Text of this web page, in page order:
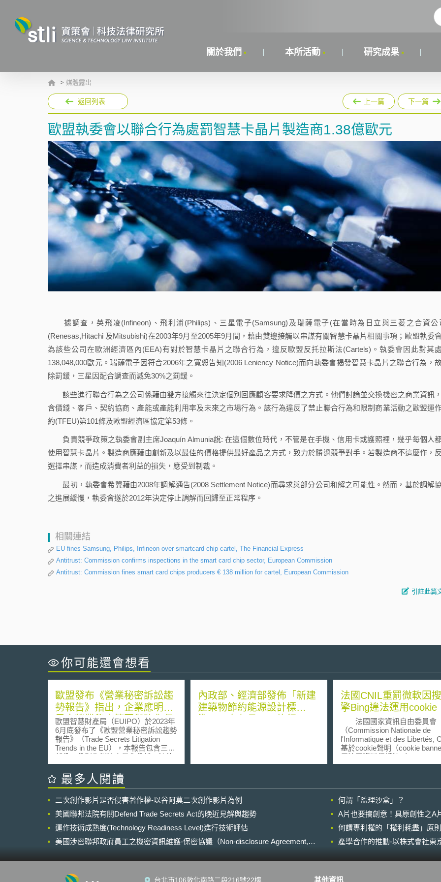
關於我們 本所活動 研究成果
> 媒體露出
返回列表 上一篇 下一篇
歐盟執委會以聯合行為處罰智慧卡晶片製造商1.38億歐元
據調查，英飛凌(Infineon)、飛利浦(Philips)、三星電子(Samsung)及瑞薩電子(在當時為日立與三菱之合資公
(Renesas,Hitachi 及Mitsubishi)在2003年9月至2005年9月間，藉由雙邊接觸以串謀有關智慧卡晶片相關事項；歐盟執委
為該些公司在歐洲經濟區內(EEA)有對於智慧卡晶片之聯合行為，違反歐盟反托拉斯法(Cartels)。執委會因此對其
138,048,000歐元。瑞薩電子因符合2006年之寬恕告知(2006 Leniency Notice)而向執委會揭發智慧卡晶片之聯合行為，
除罰鍰，三星因配合調查而減免30%之罰鍰。
該些進行聯合行為之公司係藉由雙方接觸來往決定個別回應顧客要求降價之方式。他們討論並交換機密之商業資訊
含價錢、客戶、契約協商、產能或產能利用率及未來之市場行為。該行為違反了禁止聯合行為和限制商業活動之歐盟運
約(TFEU)第101條及歐盟經濟區協定第53條。
負責競爭政策之執委會副主席Joaquín Almunia說: 在這個數位時代，不管是在手機、信用卡或護照裡，幾乎每個人
使用智慧卡晶片。製造商應藉由創新及以最佳的價格提供最好產品之方式，致力於勝過競爭對手。若製造商不這麼作，
選擇串謀，而造成消費者利益的損失，應受到制裁。
最初，執委會希冀藉由2008年調解通告(2008 Settlement Notice)而尋求與部分公司和解之可能性。然而，基於調解
之進展緩慢，執委會遂於2012年決定停止調解而回歸至正常程序。
相關連結
EU fines Samsung, Philips, Infineon over smartcard chip cartel, The Financial Express
Antitrust: Commission confirms inspections in the smart card chip sector, European Commission
Antitrust: Commission fines smart card chips producers € 138 million for cartel, European Commission
引註此篇
你可能還會想看
歐盟發布《營業秘密訴訟趨
勢報告》指出，企業應明確
界定營業秘密範圍與強化保
密措施之落實
歐盟智慧財產局（EUIPO）於2023年
6月底發布了《歐盟營業秘密訴訟趨勢
報告》（Trade Secrets Litigation
Trends in the EU），本報告包含三大
部分，分別為判決之量化分析、法律
要件之質化分析、各會員國之重要判
決摘要，內容涵蓋了2017年1月1日至
2022年10月31日間，27個會員國的
一、案件涉及之類型分析 1、約41%
的案件與離職員工有關。 2、約17%
的案件與商業合作對象有關。 3、約
30%的案件雙方無明確的契約關係
（但報告中指出此項統計包含員工離
職後自行創業，原告以該離職員工及
及之營業秘密標的分析（同一訴訟案
件可能包含多個標的） 1、約62%的
內政部、經濟部發佈「新建
建築物節約能源設計標
法國CNIL重罰微軟因搜
擎Bing違法運用cookie
法國國家資訊自由委員會
（Commission Nationale de
l'Informatique et des Libertés,
基於cookie聲明（cookie
反法國資料保護法（Act N°78-
January 1978 on Information
下稱微軟）搜尋引擎Bing，並根
cookie蒐集資料間接產生的廣
入、資料主題數量及處理的資
定出6千萬歐元之罰鍰額度，且
軟應於3個月內限期改正，如逾
處以6萬歐元罰鍰。本案是繼
Google與Facebook裁罰1.5億
最多人閱讀
二次創作影片是否侵害著作權-以谷阿莫二次創作影片為例
何謂「監理沙盒」？
美國聯邦法院有關Defend Trade Secrets Act的晚近見解與趨勢
A片也要搞創意！具原創性之A
運作技術成熟度(Technology Readiness Level)進行技術評估
何謂專利權的「權利耗盡」原
美國涉密聯邦政府員工之機密資訊維護-保密協議（Non-disclosure Agreement,
產學合作的推動-以株式會社東
台北市106敦化南路二段216號22樓 其他資訊